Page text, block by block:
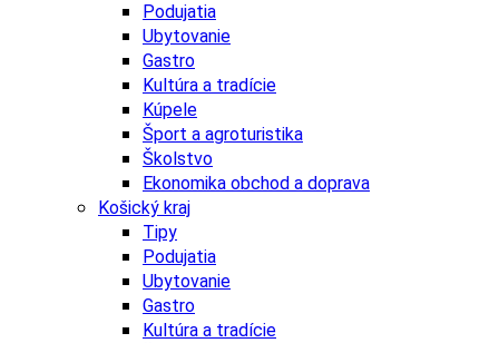
Podujatia
Ubytovanie
Gastro
Kultúra a tradície
Kúpele
Šport a agroturistika
Školstvo
Ekonomika obchod a doprava
Košický kraj
Tipy
Podujatia
Ubytovanie
Gastro
Kultúra a tradície